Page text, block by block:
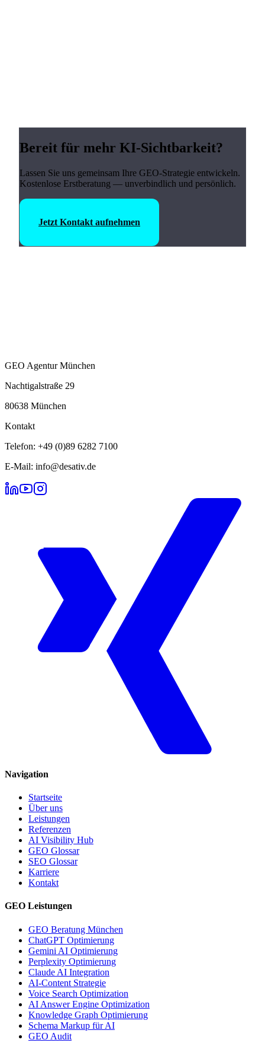
Bereit für mehr KI-Sichtbarkeit?
Lassen Sie uns gemeinsam Ihre GEO-Strategie entwickeln.
Kostenlose Erstberatung — unverbindlich und persönlich.
Jetzt Kontakt aufnehmen
GEO Agentur München
Nachtigalstraße 29
80638 München
Kontakt
Telefon: +49 (0)89 6282 7100
E-Mail: info@desativ.de
Navigation
Startseite
Über uns
Leistungen
Referenzen
AI Visibility Hub
GEO Glossar
SEO Glossar
Karriere
Kontakt
GEO Leistungen
GEO Beratung München
ChatGPT Optimierung
Gemini AI Optimierung
Perplexity Optimierung
Claude AI Integration
AI-Content Strategie
Voice Search Optimization
AI Answer Engine Optimization
Knowledge Graph Optimierung
Schema Markup für AI
GEO Audit